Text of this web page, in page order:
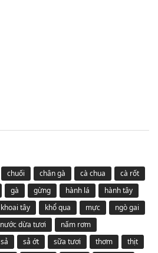
chuối chân gà cà chua
cà rốt
gà gừng hành lá
hành tây
khoai tây khổ qua mực
ngò gai
nước dừa tươi
nấm rơm
sả sả ớt sữa tươi thơm
thịt